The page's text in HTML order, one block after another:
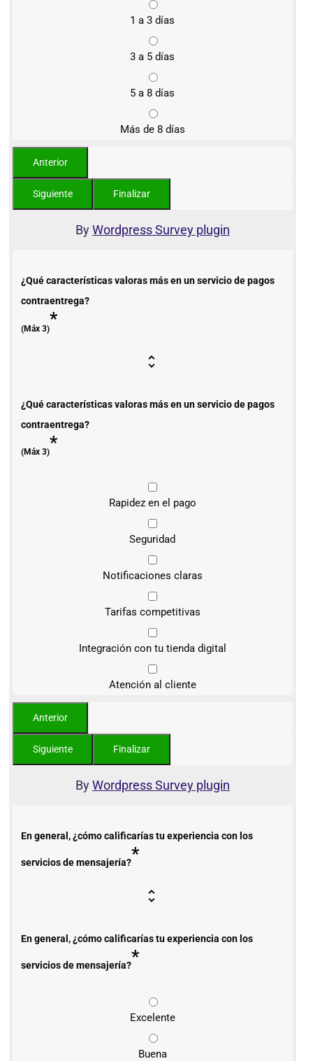
1 a 3 días
3 a 5 días
5 a 8 días
Más de 8 días
ByWordpress Survey plugin
¿Qué características valoras más en un servicio de pagos
contraentrega?
(Máx 3)*
¿Qué características valoras más en un servicio de pagos
contraentrega?
(Máx 3)*
Rapidez en el pago
Seguridad
Notificaciones claras
Tarifas competitivas
Integración con tu tienda digital
Atención al cliente
ByWordpress Survey plugin
En general, ¿cómo calificarías tu experiencia con los
servicios de mensajería?*
En general, ¿cómo calificarías tu experiencia con los
servicios de mensajería?*
Excelente
Buena